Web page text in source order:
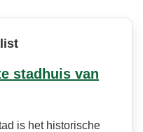
stadhuis van
is het historische